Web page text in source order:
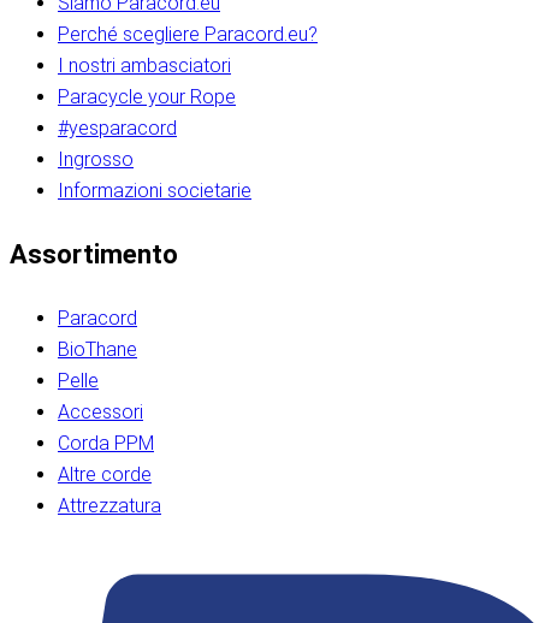
Perché scegliere Paracord.eu?
I nostri ambasciatori
Paracycle your Rope
#yesparacord
Ingrosso
Informazioni societarie​​​​‌ ‍ ​‍​‍‌‍ ‌ ​‍‌‍‍‌‌‍‌ ‌‍‍‌‌‍ ‍​‍​‍​ ‍‍​‍​‍‌ ​ ‌‍​‌‌‍ ‍‌‍‍‌‌ ‌​‌ ‍‌​‍ ‍‌‍‍‌‌‍ ​‍​‍​‍ ​​‍​‍‌‍‍​‌ ​‍‌‍‌‌‌‍‌‍​‍​‍​ ‍‍​‍​‍‌‍‍​‌ ‌​‌ ‌​‌ ​​‌ ​ ​ ‍‍​‍ ​‍ ‌ ​​‌‍​‌‌ ​‍‌‍​‌‌‍​ ‌‍ ‌ ​‍‌‍‌​​‍ ‍‌ ​ ‌‍​‌‌‍ ‍‌‍‍‌‌ ‌​‌ ‍‌​‍ ‍‌ ​ ‌ ‌​‌ ‌‌‌‍‌​‌‍‍‌‌‍ ​‍ ‌‍‍‌‌‍ ‍‌ ‌​‌‍‌‌‌‍ ‍‌ ‌​​‍ ‌‍‌‌‌‍‌​‌‍‍‌‌ ‌​​‍ ‌‍ ‌‌‍ ‌‍‌​‌‍‌‌​ ‌‌ ​​‌ ​‍‌‍‌‌‌ ​ ‌‍‌‌‌‍ ‍‌ ‌​‌‍​‌‌ ‌​‌‍‍‌‌‍ ‌‍ ‍​ ‍ ‌‍‍‌‌‍‌​​ ‌‌‍‌‍‌‍ ‌‍ ‌ ‌​‌‍‌‌‌ ​‍​‍ ‌‌‍​‍‌ ​‍‌‍​‌‌‍ ‍‌‍‌​​‍ ‌‌‍‍‌‌‍ ‌‌ ​​‌ ​‍‌‍‍‌‌‍ ‍‌ ‌​​ ‍ ‌ ‌​‌ ‍‌‌ ​​‌‍‌‌​ ‌‌ ‌​‌ ​‍‌‍​‌‌‍ ‍‌ ​ ‌‍ ​‌‍​‌‌ ‌​‌‍‌‌‌‍‌​​‍ ‌‌‍ ‌‌‍‌‌‌ ​ ‌ ​ ‌‍​‌‌‍‌ ‌‍‌‌​ ‍ ‌ ​​‌‍​‌‌ ‌​‌‍‍​​ ‌‌ ‌‍‌‍​‌‌‍ ​‌ ‌‌‌‍‌‌​‍ ‍‌‍‍‌‌ ‌​‌‌ ‌​‍‌‌‌‌​​ ‌‍​‍‌‍​‌‌ ​ ‌‍‌‌‌‌‌‌‌ ​‍‌‍ ​​ ‌‌‍‍​‌ ‌​‌ ‌​‌ ​​‌ ​ ​‍‌‌​ ​ ‌​​‌​‍‌‌​ ​‍‌​‌‍​‍‌‌​ ​‍‌​‌‍‌ ​​‌‍​‌‌ ​‍‌‍​‌‌‍​ ‌‍ ‌ ​‍‌‍‌​​‍ ‍‌ ​ ‌‍​‌‌‍ ‍‌‍‍‌‌ ‌​‌ ‍‌​‍ ‍‌ ​ ‌ ‌​‌ ‌‌‌‍‌​‌‍‍‌‌‍ ​‍‌‍‌‍‍‌‌‍‌​​ ‌‌‍‌‍‌‍ ‌‍ ‌ ‌​‌‍‌‌‌ ​‍​‍ ‌‌‍​‍‌ ​‍‌‍​‌‌‍ ‍‌‍‌​​‍ ‌‌‍‍‌‌‍ ‌‌ ​​‌ ​‍‌‍‍‌‌‍ ‍‌ ‌​​‍‌‍‌ ‌​‌ ‍‌‌ ​​‌‍‌‌​ ‌‌ ‌​‌ ​‍‌‍​‌‌‍ ‍‌ ​ ‌‍ ​‌‍​‌‌ ‌​‌‍‌‌‌‍‌​​‍ ‌‌‍ ‌‌‍‌‌‌ ​ ‌ ​ ‌‍​‌‌‍‌ ‌‍‌‌​‍‌‍‌ ​​‌‍​‌‌ ‌​‌‍‍​​ ‌‌ ‌‍‌‍​‌‌‍ ​‌ ‌‌‌‍‌‌​‍ ‍‌‍‍‌‌ ‌​‌‌ ‌​‍‌‌‌‌​​‍‌‍‌ ​​‌‍‌‌‌ ​‍‌ ​ ‌ ​​‌‍‌‌‌‍​ ‌ ‌​‌‍‍‌‌ ‌‍‌‍‌‌​ ‌‌ ​​‌ ‌‌‌‍​‍‌‍ ​‌‍‍‌‌ ​ ‌‍‍​‌‍‌‌‌‍‌​​‍​‍‌ ‌​​​​‌ ‍ ​‍​‍‌‍ ‌ ​‍‌‍‍‌‌‍‌ ‌‍‍‌‌‍ ‍​‍​‍​ ‍‍​‍​‍‌ ​ ‌‍​‌‌‍ ‍‌‍‍‌‌ ‌​‌ ‍‌​‍ ‍‌‍‍‌‌‍ ​‍​‍​‍ ​​‍​‍‌‍‍​‌ ​‍‌‍‌‌‌‍‌‍​‍​‍​ ‍‍​‍​‍‌‍‍​‌ ‌​‌ ‌​‌ ​​‌ ​ ​ ‍‍​‍ ​‍ ‌ ​​‌‍​‌‌ ​‍‌‍​‌‌‍​ ‌‍ ‌ ​‍‌‍‌​​‍ ‍‌ ​ ‌‍​‌‌‍ ‍‌‍‍‌‌ ‌​‌ ‍‌​‍ ‍‌ ​ ‌ ‌​‌ ‌‌‌‍‌​‌‍‍‌‌‍ ​‍ ‌‍‍‌‌‍ ‍‌ ‌​‌‍‌‌‌‍ ‍‌ ‌​​‍ ‌‍‌‌‌‍‌​‌‍‍‌‌ ‌​​‍ ‌‍ ‌‌‍ ‌‍‌​‌‍‌‌​ ‌‌ ​​‌ ​‍‌‍‌‌‌ ​ ‌‍‌‌‌‍ ‍‌ ‌​‌‍​‌‌ ‌​‌‍‍‌‌‍ ‌‍ ‍​ ‍ ‌‍‍‌‌‍‌​​ ‌‌‍‌‍‌‍ ‌‍ ‌ ‌​‌‍‌‌‌ ​‍​‍ ‌‌‍​‍‌ ​‍‌‍​‌‌‍ ‍‌‍‌​​‍ ‌‌‍‍‌‌‍ ‌‌ ​​‌ ​‍‌‍‍‌‌‍ ‍‌ ‌​​ ‍ ‌ ‌​‌ ‍‌‌ ​​‌‍‌‌​ ‌‌ ‌​‌ ​‍‌‍​‌‌‍ ‍‌ ​ ‌‍ ​‌‍​‌‌ ‌​‌‍‌‌‌‍‌​​‍ ‌‌‍ ‌‌‍‌‌‌ ​ ‌ ​ ‌‍​‌‌‍‌ ‌‍‌‌​ ‍ ‌ ​​‌‍​‌‌ ‌​‌‍‍​​ ‌‌ ‌‍‌‍​‌‌‍ ​‌ ‌‌‌‍‌‌​‍ ‍‌‍‍‌‌ ‌​‌‌ ‌​‍‌‌‌‌​​ ‌‍​‍‌‍​‌‌ ​ ‌‍‌‌‌‌‌‌‌ ​‍‌‍ ​​ ‌‌‍‍​‌ ‌​‌ ‌​‌ ​​‌ ​ ​‍‌‌​ ​ ‌​​‌​‍‌‌​ ​‍‌​‌‍​‍‌‌​ ​‍‌​‌‍‌ ​​‌‍​‌‌ ​‍‌‍​‌‌‍​ ‌‍ ‌ ​‍‌‍‌​​‍ ‍‌ ​ ‌‍​‌‌‍ ‍‌‍‍‌‌ ‌​‌ ‍‌​‍ ‍‌ ​ ‌ ‌​‌ ‌‌‌‍‌​‌‍‍‌‌‍ ​‍‌‍‌‍‍‌‌‍‌​​ ‌‌‍‌‍‌‍ ‌‍ ‌ ‌​‌‍‌‌‌ ​‍​‍ ‌‌‍​‍‌ ​‍‌‍​‌‌‍ ‍‌‍‌​​‍ ‌‌‍‍‌‌‍ ‌‌ ​​‌ ​‍‌‍‍‌‌‍ ‍‌ ‌​​‍‌‍‌ ‌​‌ ‍‌‌ ​​‌‍‌‌​ ‌‌ ‌​‌ ​‍‌‍​‌‌‍ ‍‌ ​ ‌‍ ​‌‍​‌‌ ‌​‌‍‌‌‌‍‌​​‍ ‌‌‍ ‌‌‍‌‌‌ ​ ‌ ​ ‌‍​‌‌‍‌ ‌‍‌‌​‍‌‍‌ ​​‌‍​‌‌ ‌​‌‍‍​​ ‌‌ ‌‍‌‍​‌‌‍ ​‌ ‌‌‌‍‌‌​‍ ‍‌‍‍‌‌ ‌​‌‌ ‌​‍‌‌‌‌​​‍‌‍‌ ​​‌‍‌‌‌ ​‍‌ ​ ‌ ​​‌‍‌‌‌‍​ ‌ ‌​‌‍‍‌‌ ‌‍‌‍‌‌​ ‌‌ ​​‌ ‌‌‌‍​‍‌‍ ​‌‍‍‌‌ ​ ‌‍‍​‌‍‌‌‌‍‌​​‍​‍‌ ‌
Assortimento
Paracord
BioThane
Pelle
Accessori
Corda PPM
Altre corde
Attrezzatura